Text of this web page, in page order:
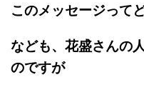
このメッセージって
なども、花盛さんの
のですが